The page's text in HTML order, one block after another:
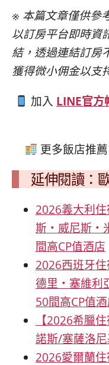
※ 本篇文章僅供參
以訂房平台即時資
結，透過連結訂房
獲得微小佣金以支
加入 LINE官方
更多飯店推
延伸閱讀：
2026義大利
斯・威尼斯・
間高CP值酒店
2026西班牙
德里・塞維利
50間高CP值
【2026希臘
諾斯/塞薩洛
2026愛爾蘭